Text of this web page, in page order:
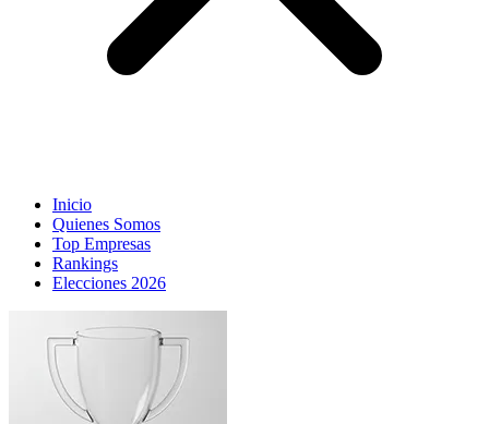
Inicio
Quienes Somos
Top Empresas
Rankings
Elecciones 2026